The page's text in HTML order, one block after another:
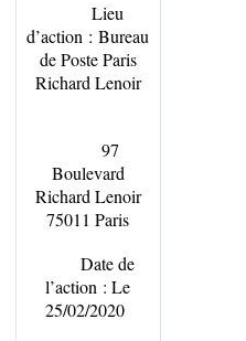
Lieu
d’action : Bureau
de Poste Paris
Richard Lenoir
97
Boulevard
Richard Lenoir
75011 Paris
Date de
l’action : Le
25/02/2020